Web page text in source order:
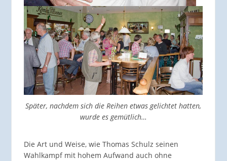
Später, nachdem sich die Reihen etwas gelichtet hatten,
wurde es gemütlich…
Die Art und Weise, wie Thomas Schulz seinen
Wahlkampf mit hohem Aufwand auch ohne